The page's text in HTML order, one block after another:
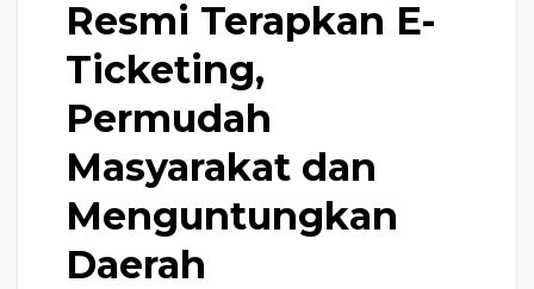
Resmi Terapkan E-
Ticketing,
Permudah
Masyarakat dan
Menguntungkan
Daerah